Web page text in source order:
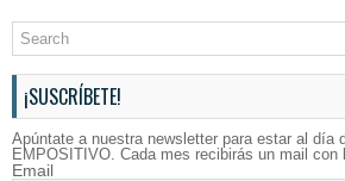
¡SUSCRÍBETE!
Apúntate a nuestra newsletter para estar al día
EMPOSITIVO. Cada mes recibirás un mail con
Email